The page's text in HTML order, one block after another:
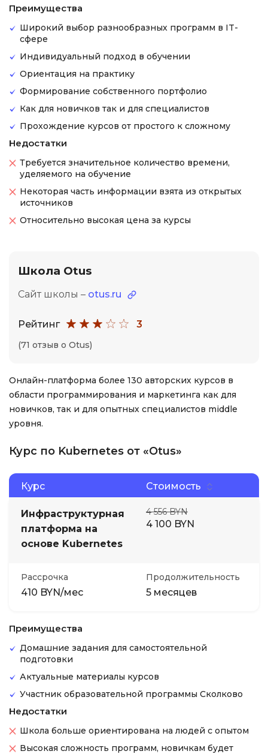
Преимущества
Широкий выбор разнообразных программ в IT-
сфере
Индивидуальный подход в обучении
Ориентация на практику
Формирование собственного портфолио
Как для новичков так и для специалистов
Прохождение курсов от простого к сложному
Недостатки
Требуется значительное количество времени,
уделяемого на обучение
Некоторая часть информации взята из открытых
источников
Относительно высокая цена за курсы
Школа Otus
Сайт школы – otus.ru
Рейтинг 3
(71 отзыв о Otus)
Онлайн-платформа более 130 авторских курсов в
области программирования и маркетинга как для
новичков, так и для опытных специалистов middle
уровня.
Курс по Kubernetes от «Otus»
Курс Стоимость
Инфраструктурная
платформа на
основе Kubernetes
4 556 BYN
4 100 BYN
Рассрочка
410 BYN/мес
Продолжительность
5 месяцев
Преимущества
Домашние задания для самостоятельной
подготовки
Актуальные материалы курсов
Участник образовательной программы Сколково
Недостатки
Школа больше ориентирована на людей с опытом
Высокая сложность программ, новичкам будет